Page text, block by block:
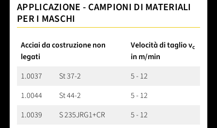
APPLICAZIONE - CAMPIONI DI MATERIALI
PER I MASCHI
Acciai da costruzione non
legati
Velocità di taglio vc
in m/min
1.0037
St 37-2
5 - 12
1.0044
St 44-2
5 - 12
1.0039
S 235JRG1+CR 5 - 12